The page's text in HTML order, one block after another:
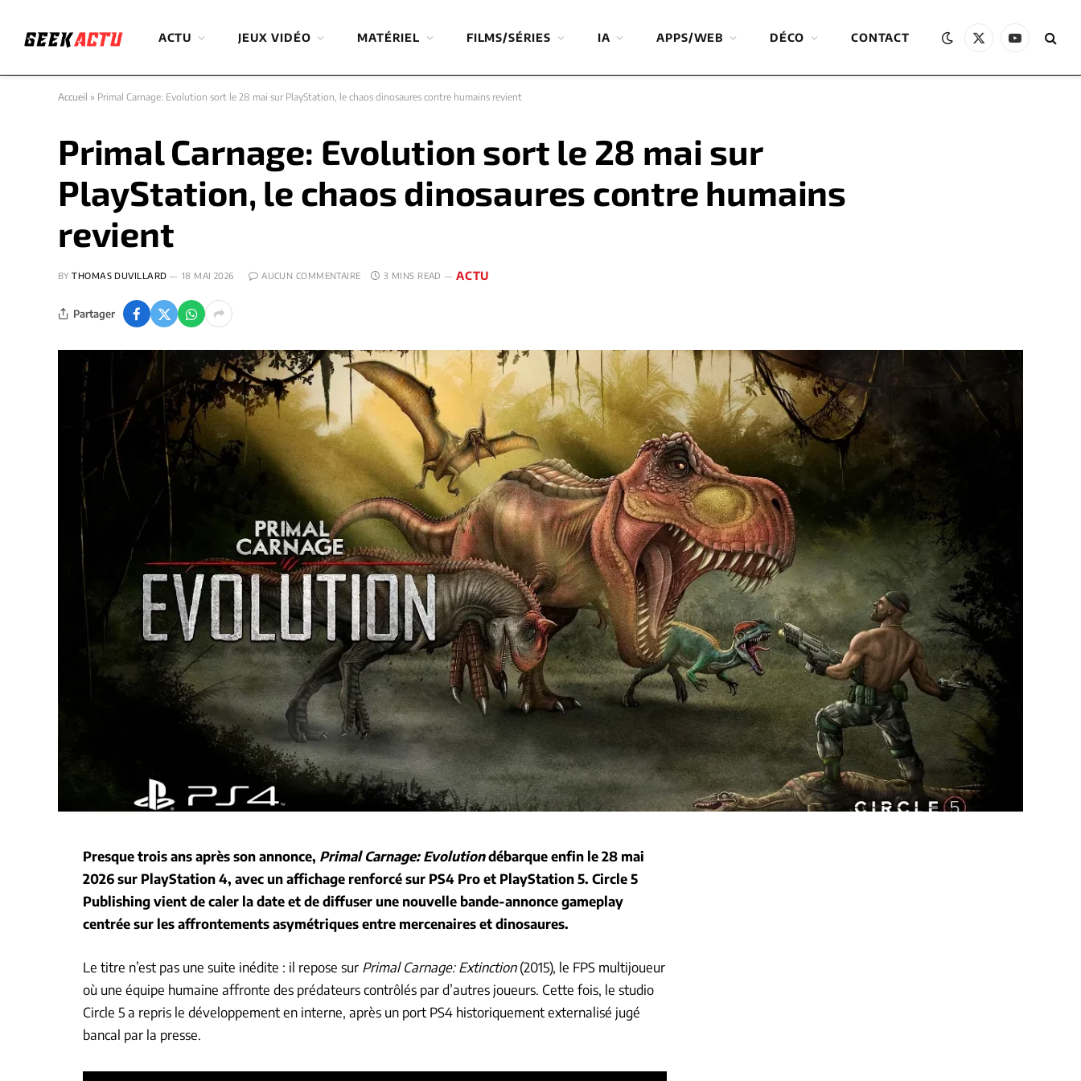
ACTU JEUX VIDÉO MATÉRIEL FILMS/SÉRIES IA APPS/WEB DÉCO CONTACT
X
YouTube
Accueil » Primal Carnage: Evolution sort le 28 mai sur PlayStation, le chaos dinosaures contre humains revient
Primal Carnage: Evolution sort le 28 mai sur
PlayStation, le chaos dinosaures contre humains
revient
BY THOMAS DUVILLARD 18 MAI 2026 AUCUN COMMENTAIRE 3 MINS READ ACTU
Partager
Presque trois ans après son annonce, Primal Carnage: Evolutiondébarque enfin le28 mai
2026sur PlayStation 4, avec un affichage renforcé sur PS4 Pro et PlayStation 5. Circle 5
Publishing vient de caler la date et de diffuser une nouvelle bande-annonce gameplay
centrée sur les affrontements asymétriques entre mercenaires et dinosaures.
Le titre n’est pas une suite inédite : il repose sur Primal Carnage: Extinction(2015), le FPS multijoueur
où une équipe humaine affronte des prédateurs contrôlés par d’autres joueurs. Cette fois, le studio
Circle 5 a repris le développement en interne, après un port PS4 historiquement externalisé jugé
bancal par la presse.